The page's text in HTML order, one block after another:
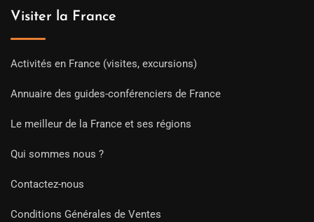
Visiter la France
Activités en France (visites, excursions)
Annuaire des guides-conférenciers de France
Le meilleur de la France et ses régions
Qui sommes nous ?
Contactez-nous
Conditions Générales de Ventes